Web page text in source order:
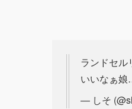
ランドセル
いいなぁ
— しそ